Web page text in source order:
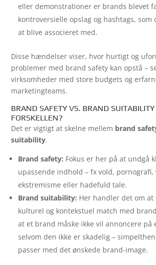
eller demonstrationer er brands blevet
kontroversielle opslag og hashtags, som
at blive associeret med.
Disse hændelser viser, hvor hurtigt og
problemer med brand safety kan opstå –
virksomheder med store budgets og
marketingteams.
BRAND SAFETY VS. BRAND
FORSKELLEN?
Det er vigtigt at skelne mellem brand
suitability.
Brand safety: Fokus er her på at undgå
upassende indhold – fx vold, pornografi,
ekstremisme eller hadefuld tale.
Brand suitability: Her handler det om
kulturel og kontekstuel match med
at et brand måske ikke vil annoncere på
selvom den ikke er skadelig –
passer med det ønskede brand-image.